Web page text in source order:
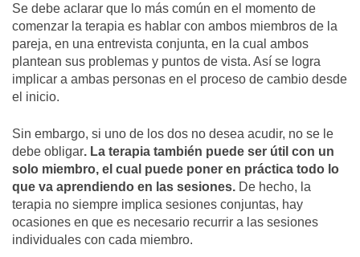
Se debe aclarar que lo más común en el momento de
comenzar la terapia es hablar con ambos miembros de la
pareja, en una entrevista conjunta, en la cual ambos
plantean sus problemas y puntos de vista. Así se logra
implicar a ambas personas en el proceso de cambio desde
el inicio.
Sin embargo, si uno de los dos no desea acudir, no se le
debe obligar. La terapia también puede ser útil con un
solo miembro, el cual puede poner en práctica todo lo
que va aprendiendo en las sesiones. De hecho, la
terapia no siempre implica sesiones conjuntas, hay
ocasiones en que es necesario recurrir a las sesiones
individuales con cada miembro.